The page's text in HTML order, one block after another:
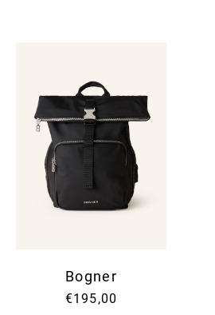
Bogner
€195,00